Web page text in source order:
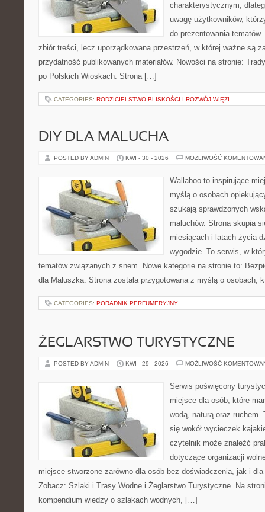
charakterystycznym,
uwagę użytkowników,
do prezentowania
zbiór treści, lecz uporządkowana przestrzeń, w której ważne są
przydatność publikowanych materiałów. Nowości na stronie:
po Polskich Wioskach. Strona […]
CATEGORIES: RODZICIELSTWO BLISKOŚCI I ROZWÓJ WIĘZI
DIY DLA MALUCHA
POSTED BY ADMIN KWI - 30 - 2026 MOŻLIWOŚĆ
Wallaboo to inspirujące
myślą o osobach
szukają sprawdzonych
maluchów. Strona skupia
miesiącach i latach życia
wygodzie. To serwis, w
tematów związanych z snem. Nowe kategorie na stronie to:
dla Maluszka. Strona została przygotowana z myślą o osobach,
CATEGORIES: PORADNIK PERFUMERYJNY
ŻEGLARSTWO TURYSTYCZNE
POSTED BY ADMIN KWI - 29 - 2026 MOŻLIWOŚĆ
Serwis poświęcony
miejsce dla osób, które
wodą, naturą oraz ruchem.
się wokół wycieczek
czytelnik może znaleźć
dotyczące organizacji
miejsce stworzone zarówno dla osób bez doświadczenia, jak i
Zobacz: Szlaki i Trasy Wodne i Żeglarstwo Turystyczne. Na
kompendium wiedzy o szlakach wodnych, […]